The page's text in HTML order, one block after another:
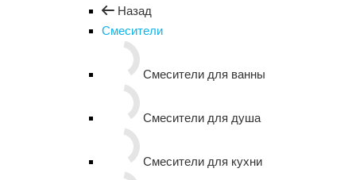
Назад
Смесители
Смесители для ванны
Смесители для душа
Смесители для кухни